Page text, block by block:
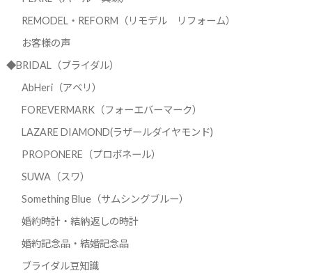
REMODEL・REFORM（リモデル リフォーム）
お客様の声
◆BRIDAL（ブライダル）
AbHeri（アベリ）
FOREVERMARK（フォーエバーマーク）
LAZARE DIAMOND(ラザールダイヤモンド)
PROPONERE（プロポネール）
SUWA（スワ）
Something Blue（サムシングブルー）
婚約時計・結納返しの時計
婚約記念品・結婚記念品
ブライダル豆知識